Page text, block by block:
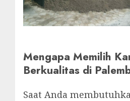
Mengapa Memilih
Berkualitas di
Saat Anda